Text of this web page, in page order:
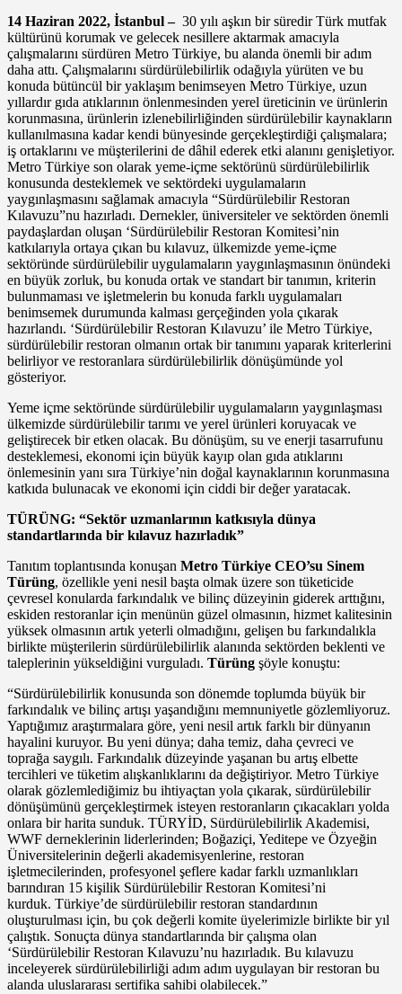
14 Haziran 2022, İstanbul – 30 yılı aşkın bir süredir Türk mutfak
kültürünü korumak ve gelecek nesillere aktarmak amacıyla
çalışmalarını sürdüren Metro Türkiye, bu alanda önemli bir adım
daha attı. Çalışmalarını sürdürülebilirlik odağıyla yürüten ve bu
konuda bütüncül bir yaklaşım benimseyen Metro Türkiye, uzun
yıllardır gıda atıklarının önlenmesinden yerel üreticinin ve ürünlerin
korunmasına, ürünlerin izlenebilirliğinden sürdürülebilir kaynakların
kullanılmasına kadar kendi bünyesinde gerçekleştirdiği çalışmalara;
iş ortaklarını ve müşterilerini de dâhil ederek etki alanını genişletiyor.
Metro Türkiye son olarak yeme-içme sektörünü sürdürülebilirlik
konusunda desteklemek ve sektördeki uygulamaların
yaygınlaşmasını sağlamak amacıyla “Sürdürülebilir Restoran
Kılavuzu”nu hazırladı. Dernekler, üniversiteler ve sektörden önemli
paydaşlardan oluşan ‘Sürdürülebilir Restoran Komitesi’nin
katkılarıyla ortaya çıkan bu kılavuz, ülkemizde yeme-içme
sektöründe sürdürülebilir uygulamaların yaygınlaşmasının önündeki
en büyük zorluk, bu konuda ortak ve standart bir tanımın, kriterin
bulunmaması ve işletmelerin bu konuda farklı uygulamaları
benimsemek durumunda kalması gerçeğinden yola çıkarak
hazırlandı. ‘Sürdürülebilir Restoran Kılavuzu’ ile Metro Türkiye,
sürdürülebilir restoran olmanın ortak bir tanımını yaparak kriterlerini
belirliyor ve restoranlara sürdürülebilirlik dönüşümünde yol
gösteriyor.
Yeme içme sektöründe sürdürülebilir uygulamaların yaygınlaşması
ülkemizde sürdürülebilir tarımı ve yerel ürünleri koruyacak ve
geliştirecek bir etken olacak. Bu dönüşüm, su ve enerji tasarrufunu
desteklemesi, ekonomi için büyük kayıp olan gıda atıklarını
önlemesinin yanı sıra Türkiye’nin doğal kaynaklarının korunmasına
katkıda bulunacak ve ekonomi için ciddi bir değer yaratacak.
TÜRÜNG: “Sektör uzmanlarının katkısıyla dünya
standartlarında bir kılavuz hazırladık”
Tanıtım toplantısında konuşan Metro Türkiye CEO’su Sinem
Türüng, özellikle yeni nesil başta olmak üzere son tüketicide
çevresel konularda farkındalık ve bilinç düzeyinin giderek arttığını,
eskiden restoranlar için menünün güzel olmasının, hizmet kalitesinin
yüksek olmasının artık yeterli olmadığını, gelişen bu farkındalıkla
birlikte müşterilerin sürdürülebilirlik alanında sektörden beklenti ve
taleplerinin yükseldiğini vurguladı. Türüng şöyle konuştu:
“Sürdürülebilirlik konusunda son dönemde toplumda büyük bir
farkındalık ve bilinç artışı yaşandığını memnuniyetle gözlemliyoruz.
Yaptığımız araştırmalara göre, yeni nesil artık farklı bir dünyanın
hayalini kuruyor. Bu yeni dünya; daha temiz, daha çevreci ve
toprağa saygılı. Farkındalık düzeyinde yaşanan bu artış elbette
tercihleri ve tüketim alışkanlıklarını da değiştiriyor. Metro Türkiye
olarak gözlemlediğimiz bu ihtiyaçtan yola çıkarak, sürdürülebilir
dönüşümünü gerçekleştirmek isteyen restoranların çıkacakları yolda
onlara bir harita sunduk. TÜRYİD, Sürdürülebilirlik Akademisi,
WWF derneklerinin liderlerinden; Boğaziçi, Yeditepe ve Özyeğin
Üniversitelerinin değerli akademisyenlerine, restoran
işletmecilerinden, profesyonel şeflere kadar farklı uzmanlıkları
barındıran 15 kişilik Sürdürülebilir Restoran Komitesi’ni
kurduk. Türkiye’de sürdürülebilir restoran standardının
oluşturulması için, bu çok değerli komite üyelerimizle birlikte bir yıl
çalıştık. Sonuçta dünya standartlarında bir çalışma olan
‘Sürdürülebilir Restoran Kılavuzu’nu hazırladık. Bu kılavuzu
inceleyerek sürdürülebilirliği adım adım uygulayan bir restoran bu
alanda uluslararası sertifika sahibi olabilecek.”